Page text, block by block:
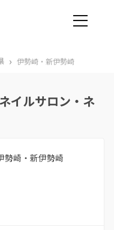
› 伊勢崎・新伊勢崎
イルサロン・ネ
勢崎・新伊勢崎